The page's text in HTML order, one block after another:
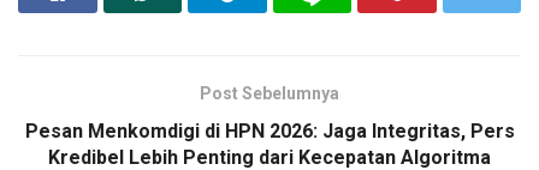
Post Sebelumnya
Pesan Menkomdigi di HPN 2026: Jaga Integritas, Pers
Kredibel Lebih Penting dari Kecepatan Algoritma